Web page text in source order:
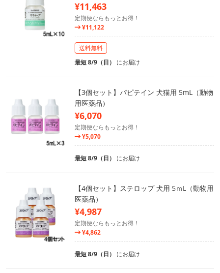
¥11,463
定期便ならもっとお得！
¥11,122
送料無料
最短 8/9（日） にお届け
【3個セット】パピテイン 犬猫用 5mL（動物
用医薬品）
¥6,070
定期便ならもっとお得！
¥5,070
最短 8/9（日） にお届け
【4個セット】ステロップ 犬用 5ｍL（動物用
医薬品）
¥4,987
定期便ならもっとお得！
¥4,862
最短 8/9（日） にお届け